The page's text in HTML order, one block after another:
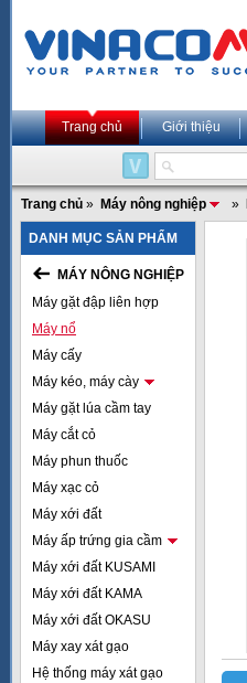
Trang chủ Giới thiệu
Trang chủ » Máy nông nghiệp »
DANH MỤC SẢN PHẨM
MÁY NÔNG NGHIỆP
Máy gặt đập liên hợp
Máy nổ
Máy cấy
Máy kéo, máy cày
Máy gặt lúa cầm tay
Máy cắt cỏ
Máy phun thuốc
Máy xạc cỏ
Máy xới đất
Máy ấp trứng gia cầm
Máy xới đất KUSAMI
Máy xới đất KAMA
Máy xới đất OKASU
Máy xay xát gạo
Hệ thống máy xát gạo